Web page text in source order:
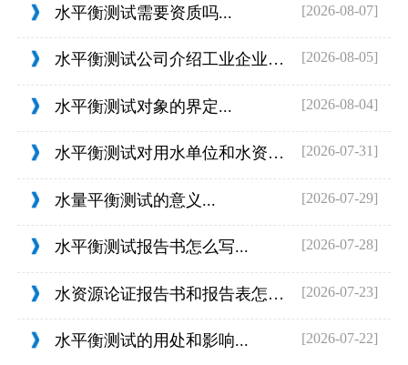
水平衡测试需要资质吗... [2026-08-07]
水平衡测试公司介绍工业企业的用水范围... [2026-08-05]
水平衡测试对象的界定... [2026-08-04]
水平衡测试对用水单位和水资源管理的目... [2026-07-31]
水量平衡测试的意义... [2026-07-29]
水平衡测试报告书怎么写... [2026-07-28]
水资源论证报告书和报告表怎么判定... [2026-07-23]
水平衡测试的用处和影响... [2026-07-22]